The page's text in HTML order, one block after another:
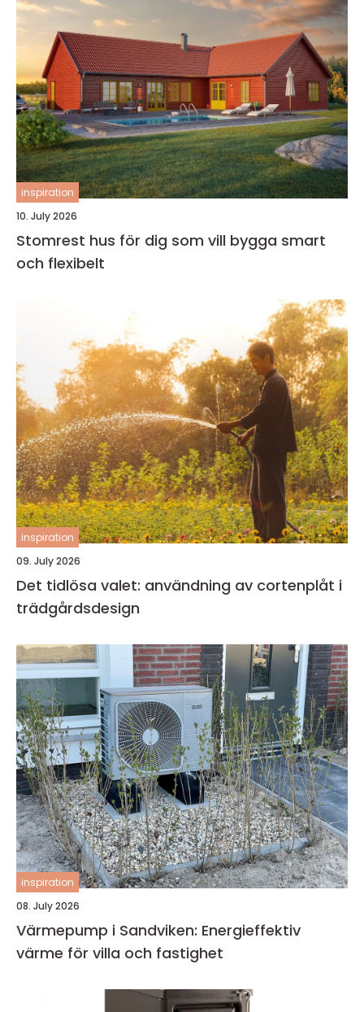
inspiration
10. July 2026
Stomrest hus för dig som vill bygga smart
och flexibelt
inspiration
09. July 2026
Det tidlösa valet: användning av cortenplåt i
trädgårdsdesign
inspiration
08. July 2026
Värmepump i Sandviken: Energieffektiv
värme för villa och fastighet